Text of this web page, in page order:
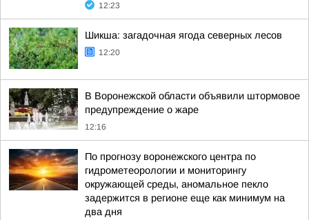
12:23
Шикша: загадочная ягода северных лесов
12:20
В Воронежской области объявили штормовое
предупреждение о жаре
12:16
По прогнозу воронежского центра по
гидрометеорологии и мониторингу
окружающей среды, аномальное пекло
задержится в регионе еще как минимум на
два дня